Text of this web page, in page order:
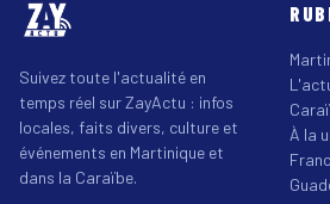
Suivez toute l'actualité en
temps réel sur ZayActu : infos
locales, faits divers, culture et
événements en Martinique et
dans la Caraïbe.
À la